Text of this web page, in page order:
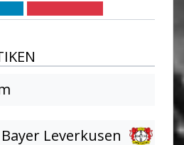
Bayer Leverkusen